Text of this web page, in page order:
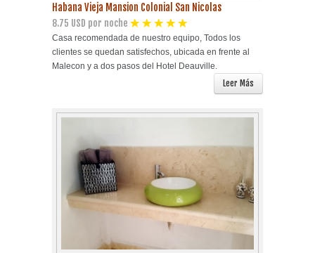
Habana Vieja Mansion Colonial San Nicolas
8.75 USD por noche
Casa recomendada de nuestro equipo, Todos los
clientes se quedan satisfechos, ubicada en frente al
Malecon y a dos pasos del Hotel Deauville.
Leer Más